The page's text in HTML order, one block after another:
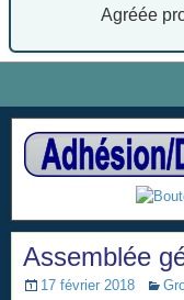
Agréée
Assemblée
17 février 2018